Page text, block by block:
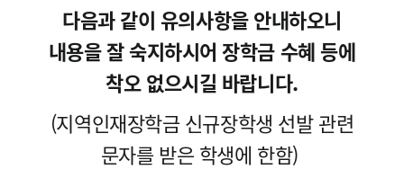
다음과 같이 유의사항을 안내하오니
내용을 잘 숙지하시어 장학금 수혜 등에
착오 없으시길 바랍니다.
(지역인재장학금 신규장학생 선발 관련
문자를 받은 학생에 한함)